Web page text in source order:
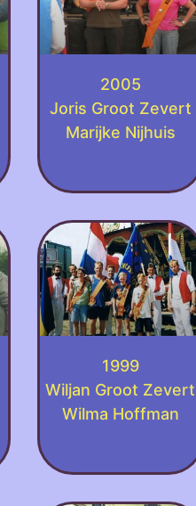
2005
Joris Groot Zevert
Marijke Nijhuis
1999
Wiljan Groot Zevert
Wilma Hoffman